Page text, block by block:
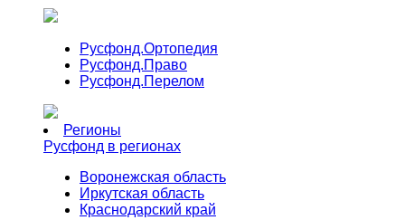
Русфонд.Ортопедия
Русфонд.Право
Русфонд.Перелом
Регионы
Русфонд в регионах
Воронежская область
Иркутская область
Краснодарский край